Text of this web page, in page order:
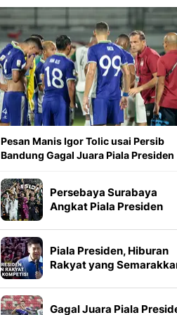
Pesan Manis Igor Tolic usai Persib
Bandung Gagal Juara Piala Presiden
Persebaya Surabaya
Angkat Piala Presiden
Diri
Piala Presiden, Hiburan
Rakyat yang
Gagal Juara Piala